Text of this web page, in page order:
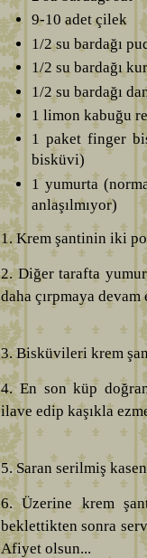
9-10 adet çilek
1/2 su bardağı
1/2 su bardağı
1/2 su bardağı
1 limon kabuğu
1 paket finger
bisküvi)
1 yumurta
anlaşılmıyor)
1. Krem şantinin iki
2. Diğer tarafta
daha çırpmaya
3. Bisküvileri krem
4. En son küp
ilave edip kaşıkla
5. Saran serilmiş
6. Üzerine krem
beklettikten sonra
Afiyet olsun...